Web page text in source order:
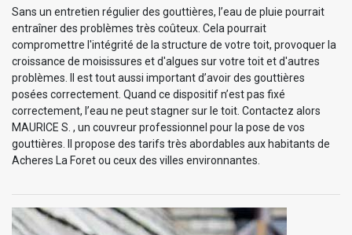
Sans un entretien régulier des gouttières, l’eau de pluie pourrait
entraîner des problèmes très coûteux. Cela pourrait
compromettre l'intégrité de la structure de votre toit, provoquer la
croissance de moisissures et d'algues sur votre toit et d'autres
problèmes. Il est tout aussi important d’avoir des gouttières
posées correctement. Quand ce dispositif n’est pas fixé
correctement, l’eau ne peut stagner sur le toit. Contactez alors
MAURICE S. , un couvreur professionnel pour la pose de vos
gouttières. Il propose des tarifs très abordables aux habitants de
Acheres La Foret ou ceux des villes environnantes.